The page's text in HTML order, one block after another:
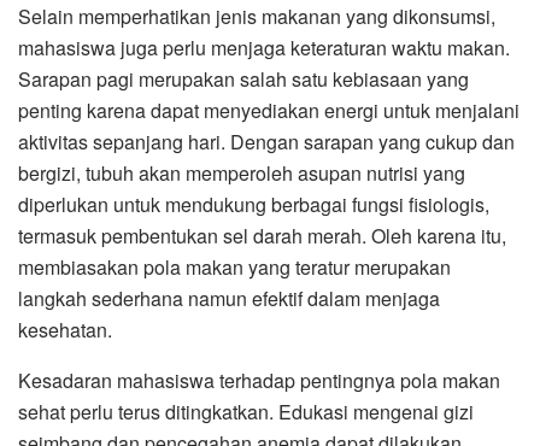
Selain memperhatikan jenis makanan yang dikonsumsi,
mahasiswa juga perlu menjaga keteraturan waktu makan.
Sarapan pagi merupakan salah satu kebiasaan yang
penting karena dapat menyediakan energi untuk menjalani
aktivitas sepanjang hari. Dengan sarapan yang cukup dan
bergizi, tubuh akan memperoleh asupan nutrisi yang
diperlukan untuk mendukung berbagai fungsi fisiologis,
termasuk pembentukan sel darah merah. Oleh karena itu,
membiasakan pola makan yang teratur merupakan
langkah sederhana namun efektif dalam menjaga
kesehatan.
Kesadaran mahasiswa terhadap pentingnya pola makan
sehat perlu terus ditingkatkan. Edukasi mengenai gizi